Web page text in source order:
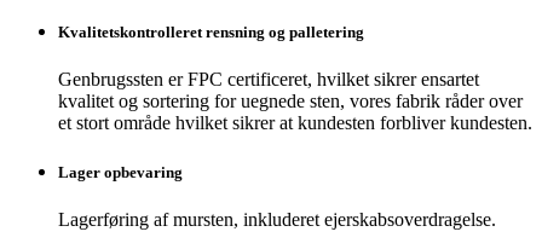
Kvalitetskontrolleret rensning og palletering
Genbrugssten er FPC certificeret, hvilket sikrer ensartet
kvalitet og sortering for uegnede sten, vores fabrik råder over
et stort område hvilket sikrer at kundesten forbliver kundesten.
Lager opbevaring
Lagerføring af mursten, inkluderet ejerskabsoverdragelse.